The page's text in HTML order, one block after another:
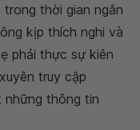
thời gian ngắn
kịp thích nghi và
phải thực sự kiên
truy cập
những thông tin